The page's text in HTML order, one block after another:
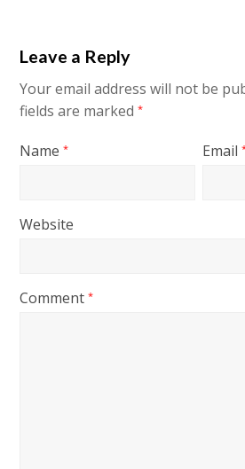
Leave a Reply
Your email address will not be
fields are marked*
Name* Email
Website
Comment*